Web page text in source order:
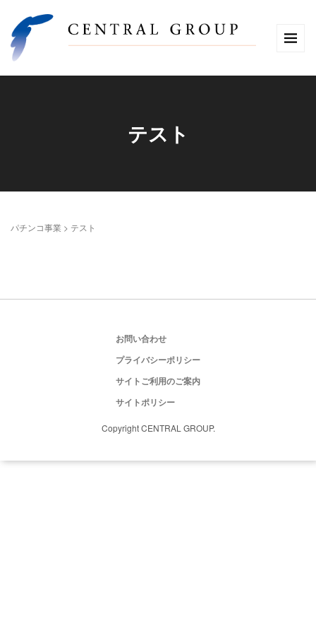
テスト
パチンコ事業 > テスト
お問い合わせ
プライバシーポリシー
サイトご利用のご案内
サイトポリシー
Copyright CENTRAL GROUP.